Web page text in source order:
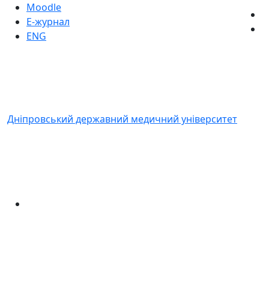
Moodle
Е-журнал
ENG
Дніпровський державний медичний університет